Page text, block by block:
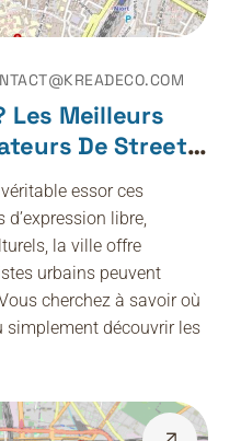
Les Meilleurs
De Street
essor ces
d’expression libre,
la ville offre
urbains peuvent
cherchez à savoir où
simplement découvrir les